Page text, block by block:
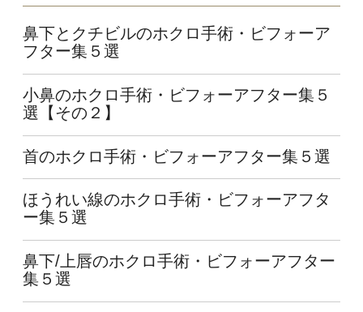
鼻下とクチビルのホクロ手術・ビフォーア
フター集５選
小鼻のホクロ手術・ビフォーアフター集５
選【その２】
首のホクロ手術・ビフォーアフター集５選
ほうれい線のホクロ手術・ビフォーアフタ
ー集５選
鼻下/上唇のホクロ手術・ビフォーアフター
集５選